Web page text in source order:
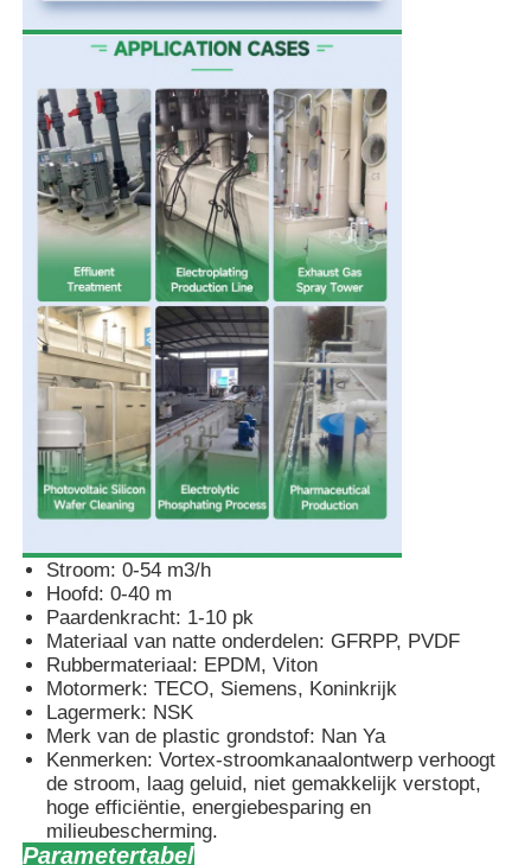
Kwaliteitscontrole
Contacteer ons
nieuws
Alle Gevallen
Vraag een offerte aan
Zelfinstructiepomp
Magnetische pomp
RVS Verticale Pomp
Chemische Centrifugaalpomp
Het fluor voerde Chemische Pomp
Chemische Vloeibare Filter
Stroom: 0-54 m3/h
Hoofd: 0-40 m
Paardenkracht: 1-10 pk
Materiaal van natte onderdelen: GFRPP, PVDF
Rubbermateriaal: EPDM, Viton
Motormerk: TECO, Siemens, Koninkrijk
Lagermerk: NSK
Merk van de plastic grondstof: Nan Ya
Kenmerken: Vortex-stroomkanaalontwerp verhoogt
de stroom, laag geluid, niet gemakkelijk verstopt,
hoge efficiëntie, energiebesparing en
milieubescherming.
Parametertabel